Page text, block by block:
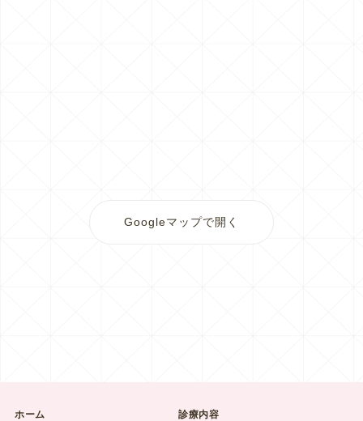
Googleマップで開く
ホーム
診療内容